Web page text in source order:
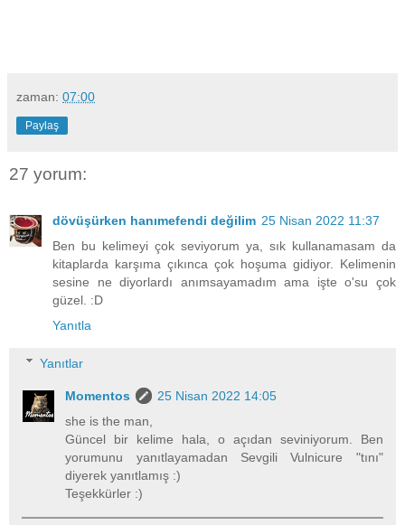
zaman: 07:00
Paylaş
27 yorum:
dövüşürken hanımefendi değilim 25 Nisan 2022 11:37
Ben bu kelimeyi çok seviyorum ya, sık kullanamasam da
kitaplarda karşıma çıkınca çok hoşuma gidiyor. Kelimenin
sesine ne diyorlardı anımsayamadım ama işte o'su çok
güzel. :D
Yanıtla
Yanıtlar
Momentos
25 Nisan 2022 14:05
she is the man,
Güncel bir kelime hala, o açıdan seviniyorum. Ben
yorumunu yanıtlayamadan Sevgili Vulnicure "tını"
diyerek yanıtlamış :)
Teşekkürler :)